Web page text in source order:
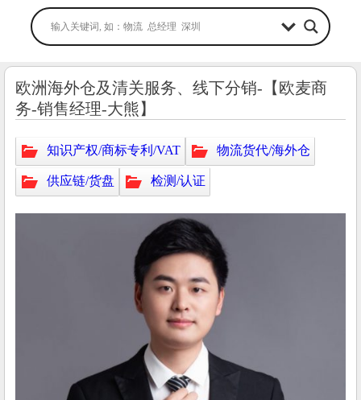
欧洲海外仓及清关服务、线下分销-【欧麦商
务-销售经理-大熊】
知识产权/商标专利/VAT 物流货代/海外仓
供应链/货盘 检测/认证